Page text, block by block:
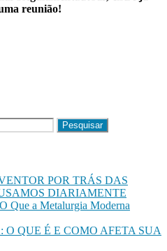
reunião!
POR TRÁS DAS
DIARIAMENTE
Que a Metalurgia Moderna
O QUE É E COMO AFETA SUA